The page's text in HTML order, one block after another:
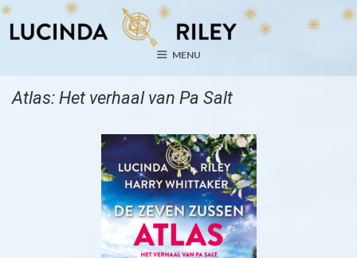
Ga
naar
MENU
Atlas: Het verhaal van Pa Salt